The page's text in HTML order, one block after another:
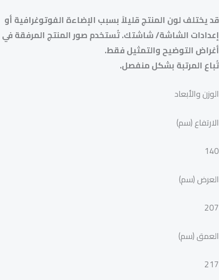
قد يختلف لون المنتج قليلاً بسبب الإضاءة الفوتوغرافية أو
إعدادات الشاشة/ شاشتك. تُستخدم صور المنتج المرفقة في
أغراض التوضيح والتمثيل فقط.
تُباع المرتبة بشكل منفصل.
الوزن والأبعاد
الارتفاع (سم)
140
العرض (سم)
207
العمق (سم)
217